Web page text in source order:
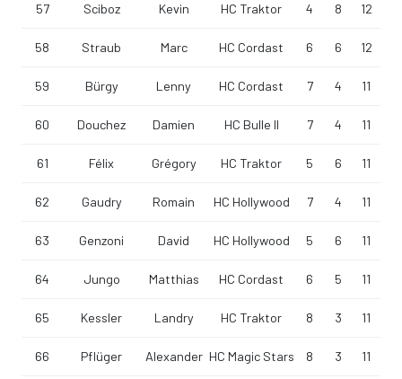
57 Sciboz Kevin HC Traktor 4 8 12
58 Straub Marc HC Cordast 6 6 12
59 Bürgy Lenny HC Cordast 7 4 11
60 Douchez Damien HC Bulle II 7 4 11
61 Félix Grégory HC Traktor 5 6 11
62 Gaudry Romain HC Hollywood 7 4 11
63 Genzoni David HC Hollywood 5 6 11
64 Jungo Matthias HC Cordast 6 5 11
65 Kessler Landry HC Traktor 8 3 11
66 Pflüger Alexander HC Magic Stars 8 3 11